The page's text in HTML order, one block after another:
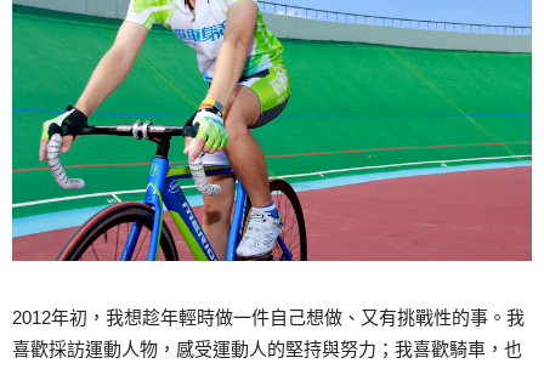
2012年初，我想趁年輕時做一件自己想做、又有挑戰性的事。我
喜歡採訪運動人物，感受運動人的堅持與努力；我喜歡騎車，也